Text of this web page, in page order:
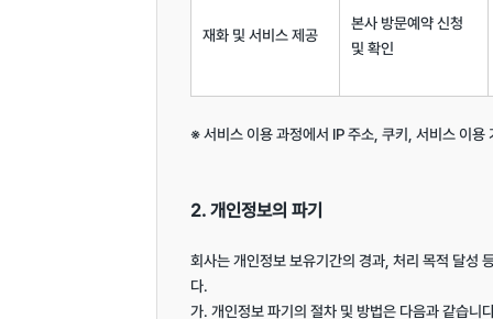
재화 및 서비스 제공
본사 방문예약 신청
및 확인
※ 서비스 이용 과정에서 IP 주소, 쿠키, 서비스 이
2. 개인정보의 파기
회사는 개인정보 보유기간의 경과, 처리 목적 달성
다.
가. 개인정보 파기의 절차 및 방법은 다음과 같습니